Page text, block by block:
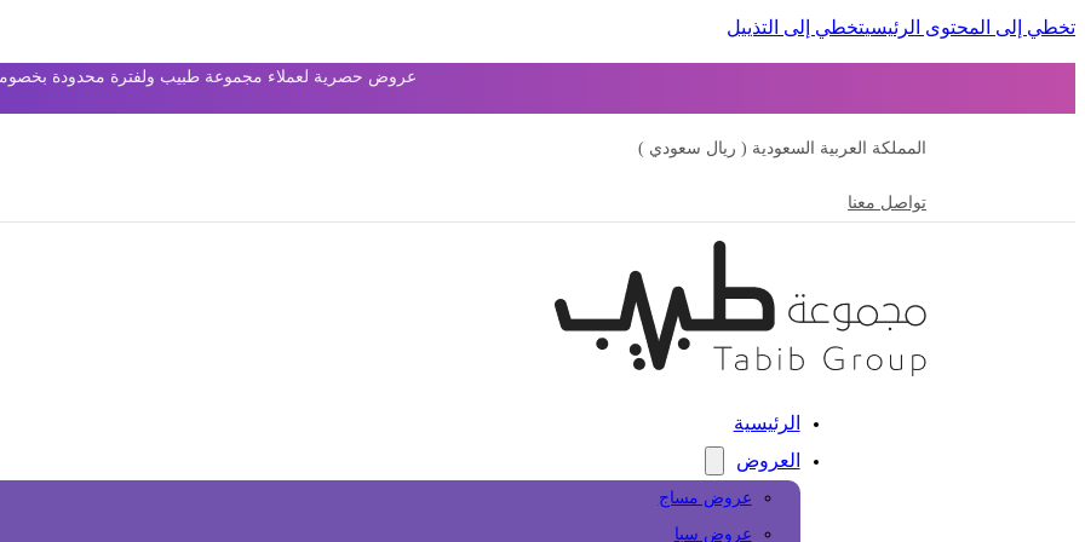
تخطي إلى المحتوى الرئيسيتخطي إلى التذييل
عروض حصرية لعملاء مجموعة طبيب ولفترة محدودة بخصومات
المملكة العربية السعودية ( ريال سعودي )
تواصل معنا
الرئيسية
العروض
عروض مساج
عروض سبا